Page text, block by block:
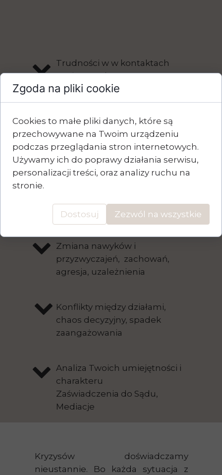
Trudności w w kontaktach
społecznych,
Trudności w komunikacji w
parach, z dziećmi, w
Nadmierna emocjonalność,
trauma, trudne doświadczenia
zawodowe i prywatne, kryzysy,
starta
niechęci, słabości, strachu
Zmiana nawyków i
przyzwyczajeń, zachowań,
agresja, uzależnienia
Konflikty między działami,
chaos decyzyjny, spadek
zaangażowania
Analiza Twoich umiejętności i
charakteru
Zaświadczenia do Sądu,
Mediacje
Kryzysów doświadczamy
nieustannie. Bo każda sytuacja z
Zgoda na pliki cookie
Cookies to małe pliki danych, które są
przechowywane na Twoim urządzeniu
podczas przeglądania stron internetowych.
Używamy ich do poprawy działania serwisu,
personalizacji treści, oraz analizy ruchu na
stronie.
Dostosuj Zezwól na wszystkie